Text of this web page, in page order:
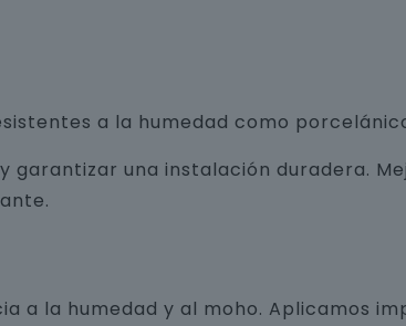
a la humedad como
garantizar una instalación duradera.
a la humedad y al moho. Aplicamos